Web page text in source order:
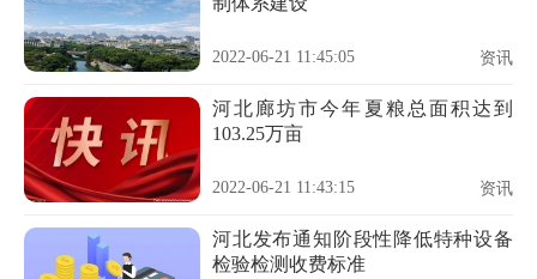
2022-06-21 11:45:05 资讯
河北廊坊市今年夏粮总面积达到
103.25万亩
2022-06-21 11:43:15 资讯
河北发布通知阶段性降低特种设备
检验检测收费标准